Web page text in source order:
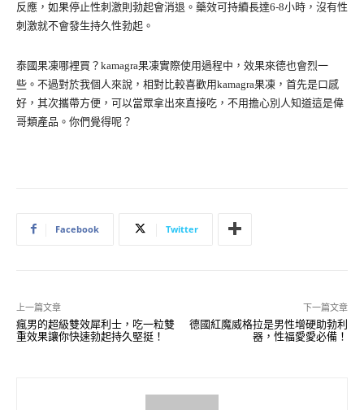
反應，如果停止性刺激則勃起會消退。藥效可持續長達6-8小時，沒有性
刺激就不會發生持久性勃起。
泰國果凍哪裡買？kamagra果凍實際使用過程中，效果來德也會烈一
些。不過對於我個人來說，相對比較喜歡用kamagra果凍，首先是口感
好，其次攜帶方便，可以當眾拿出來直接吃，不用擔心別人知道這是偉
哥類產品。你們覺得呢？
Facebook Twitter
上一篇文章
瘋男的超級雙效犀利士，吃一粒雙
重效果讓你快速勃起持久堅挺！
下一篇文章
德國紅魔威格拉是男性增硬助勃利
器，性福愛愛必備！